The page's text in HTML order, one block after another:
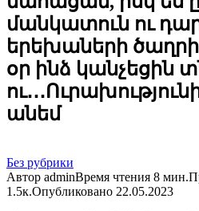
մանկատուն ու
երեխաների
օր ինձ կանչեցին
անեմ
Без рубрики
Автор adminВремя чтения 8 мин.
1.5к.Опубликовано 22.05.2023